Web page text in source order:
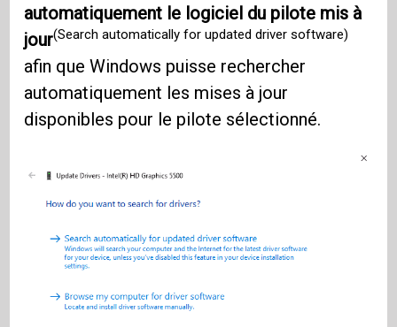
automatiquement le logiciel du pilote mis à
jour(Search automatically for updated driver software)
afin que Windows puisse rechercher
automatiquement les mises à jour
disponibles pour le pilote sélectionné.